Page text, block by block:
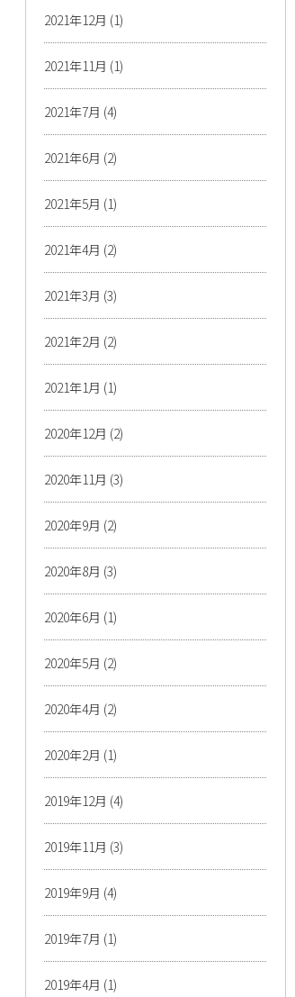
2021年12月 (1)
2021年11月 (1)
2021年7月 (4)
2021年6月 (2)
2021年5月 (1)
2021年4月 (2)
2021年3月 (3)
2021年2月 (2)
2021年1月 (1)
2020年12月 (2)
2020年11月 (3)
2020年9月 (2)
2020年8月 (3)
2020年6月 (1)
2020年5月 (2)
2020年4月 (2)
2020年2月 (1)
2019年12月 (4)
2019年11月 (3)
2019年9月 (4)
2019年7月 (1)
2019年4月 (1)